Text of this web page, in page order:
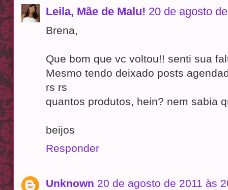
Leila, Mãe de Malu! 20 de agosto
Brena,
Que bom que vc voltou!! senti sua
Mesmo tendo deixado posts
rs rs
quantos produtos, hein? nem sabia
beijos
Responder
Unknown 20 de agosto de 2011 às